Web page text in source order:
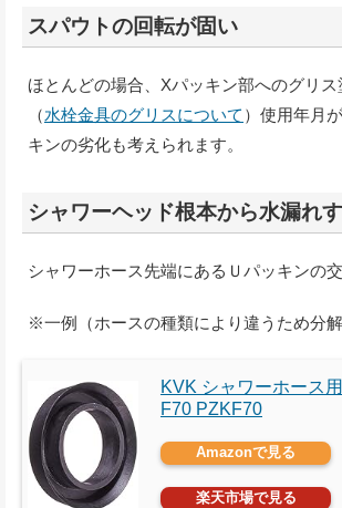
スパウトの回転が固い
ほとんどの場合、Xパッキン部へのグリス
（水栓金具のグリスについて ）使用年月
キンの劣化も考えられます。
シャワーヘッド根本から水漏れ
シャワーホース先端にあるＵパッキンの
※一例（ホースの種類により違うため分解
KVK シャワーホース
F70 PZKF70
Amazonで見る
楽天市場で見る